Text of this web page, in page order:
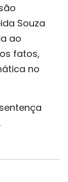
Souza
ao
fatos,
no